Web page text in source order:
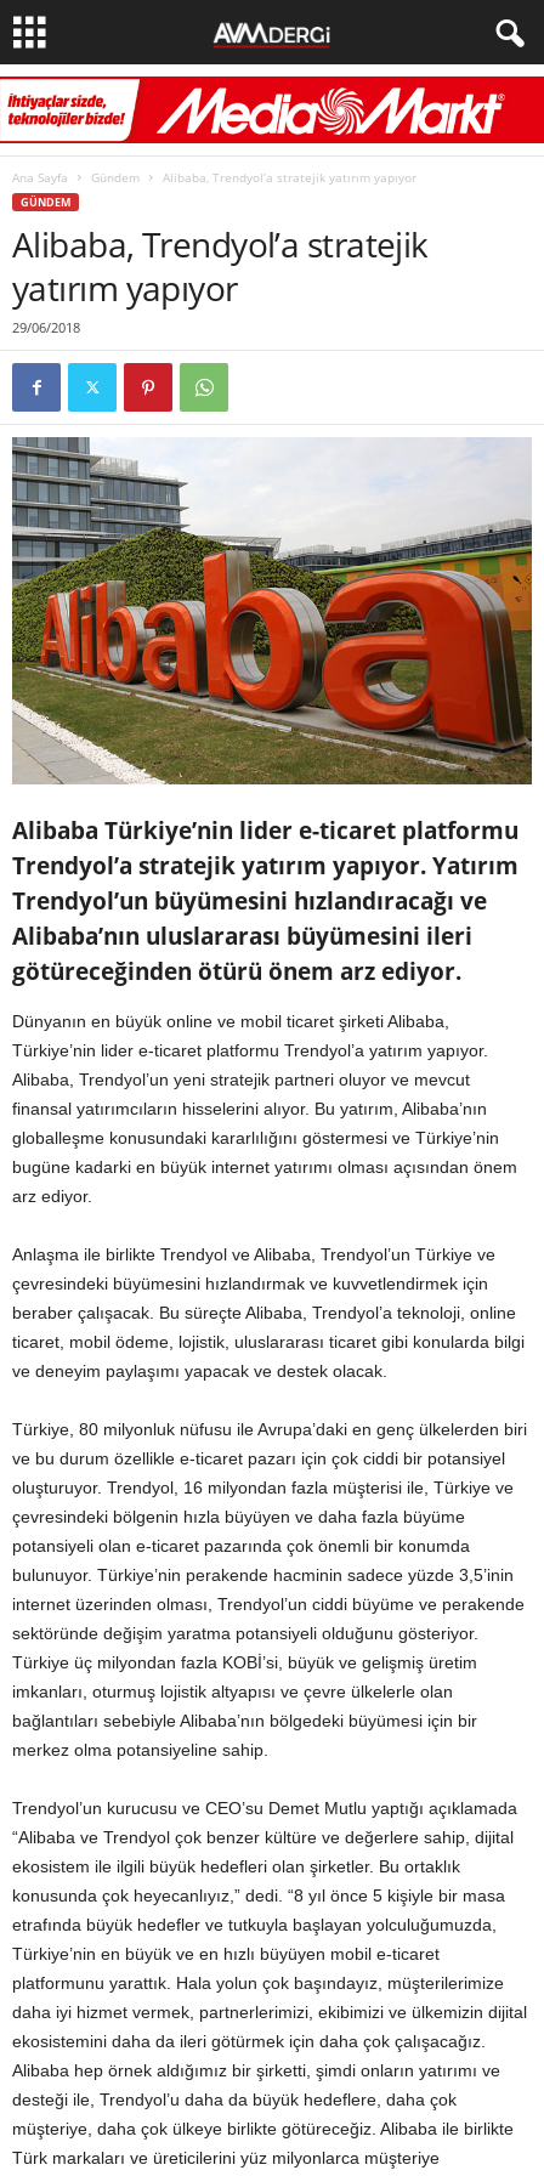
Ana Sayfa Gündem Alibaba, Trendyol’a stratejik yatırım yapıyor
GÜNDEM
Alibaba, Trendyol’a stratejik
yatırım yapıyor
29/06/2018
Alibaba Türkiye’nin lider e-ticaret platformu
Trendyol’a stratejik yatırım yapıyor. Yatırım
Trendyol’un büyümesini hızlandıracağı ve
Alibaba’nın uluslararası büyümesini ileri
götüreceğinden ötürü önem arz ediyor.
Dünyanın en büyük online ve mobil ticaret şirketi Alibaba,
Türkiye’nin lider e-ticaret platformu Trendyol’a yatırım yapıyor.
Alibaba, Trendyol’un yeni stratejik partneri oluyor ve mevcut
finansal yatırımcıların hisselerini alıyor. Bu yatırım, Alibaba’nın
globalleşme konusundaki kararlılığını göstermesi ve Türkiye’nin
bugüne kadarki en büyük internet yatırımı olması açısından önem
arz ediyor.
Anlaşma ile birlikte Trendyol ve Alibaba, Trendyol’un Türkiye ve
çevresindeki büyümesini hızlandırmak ve kuvvetlendirmek için
beraber çalışacak. Bu süreçte Alibaba, Trendyol’a teknoloji, online
ticaret, mobil ödeme, lojistik, uluslararası ticaret gibi konularda bilgi
ve deneyim paylaşımı yapacak ve destek olacak.
Türkiye, 80 milyonluk nüfusu ile Avrupa’daki en genç ülkelerden biri
ve bu durum özellikle e-ticaret pazarı için çok ciddi bir potansiyel
oluşturuyor. Trendyol, 16 milyondan fazla müşterisi ile, Türkiye ve
çevresindeki bölgenin hızla büyüyen ve daha fazla büyüme
potansiyeli olan e-ticaret pazarında çok önemli bir konumda
bulunuyor. Türkiye’nin perakende hacminin sadece yüzde 3,5’inin
internet üzerinden olması, Trendyol’un ciddi büyüme ve perakende
sektöründe değişim yaratma potansiyeli olduğunu gösteriyor.
Türkiye üç milyondan fazla KOBİ’si, büyük ve gelişmiş üretim
imkanları, oturmuş lojistik altyapısı ve çevre ülkelerle olan
bağlantıları sebebiyle Alibaba’nın bölgedeki büyümesi için bir
merkez olma potansiyeline sahip.
Trendyol’un kurucusu ve CEO’su Demet Mutlu yaptığı açıklamada
“Alibaba ve Trendyol çok benzer kültüre ve değerlere sahip, dijital
ekosistem ile ilgili büyük hedefleri olan şirketler. Bu ortaklık
konusunda çok heyecanlıyız,” dedi. “8 yıl önce 5 kişiyle bir masa
etrafında büyük hedefler ve tutkuyla başlayan yolculuğumuzda,
Türkiye’nin en büyük ve en hızlı büyüyen mobil e-ticaret
platformunu yarattık. Hala yolun çok başındayız, müşterilerimize
daha iyi hizmet vermek, partnerlerimizi, ekibimizi ve ülkemizin dijital
ekosistemini daha da ileri götürmek için daha çok çalışacağız.
Alibaba hep örnek aldığımız bir şirketti, şimdi onların yatırımı ve
desteği ile, Trendyol’u daha da büyük hedeflere, daha çok
müşteriye, daha çok ülkeye birlikte götüreceğiz. Alibaba ile birlikte
Türk markaları ve üreticilerini yüz milyonlarca müşteriye